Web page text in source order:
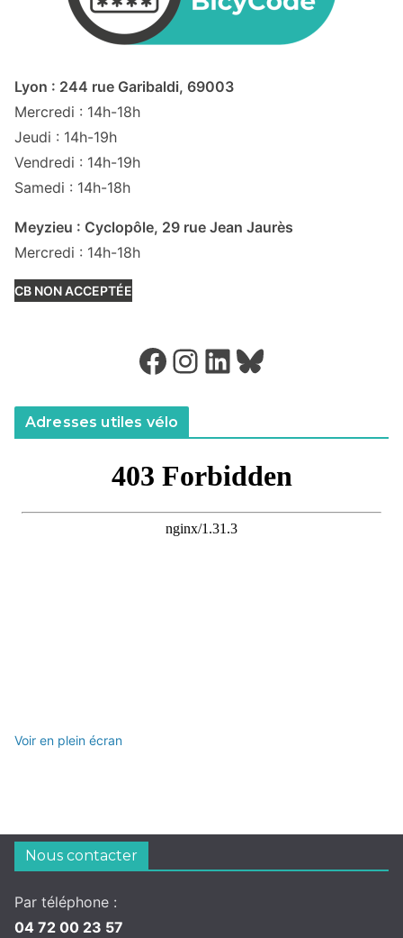
Lyon : 244 rue Garibaldi, 69003
Mercredi : 14h-18h
Jeudi : 14h-19h
Vendredi : 14h-19h
Samedi : 14h-18h
Meyzieu : Cyclopôle, 29 rue Jean Jaurès
Mercredi : 14h-18h
CB NON ACCEPTÉE
Facebook Instagram LinkedIn Bluesky
Adresses utiles vélo
Voir en plein écran
Nous contacter
Par téléphone :
04 72 00 23 57